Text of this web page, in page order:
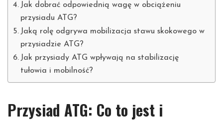
Jak dobrać odpowiednią wagę w obciążeniu
przysiadu ATG?
Jaką rolę odgrywa mobilizacja stawu skokowego w
przysiadzie ATG?
Jak przysiady ATG wpływają na stabilizację
tułowia i mobilność?
Przysiad ATG: Co to jest i